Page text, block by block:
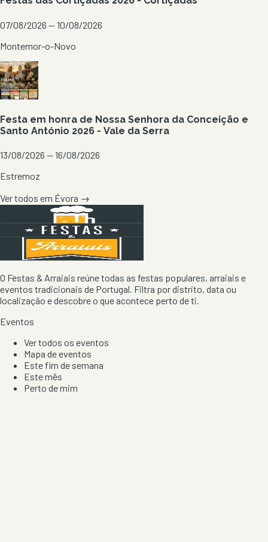
07/08/2026 — 10/08/2026
Montemor-o-Novo
Festa em honra de Nossa Senhora da Conceição e
Santo António 2026 - Vale da Serra
13/08/2026 — 16/08/2026
Estremoz
Ver todos em Évora →
O Festas & Arraiais reúne todas as festas populares, arraiais e
eventos tradicionais de Portugal. Filtra por distrito, data ou
localização e descobre o que acontece perto de ti.
Eventos
Ver todos os eventos
Mapa de eventos
Este fim de semana
Este mês
Perto de mim